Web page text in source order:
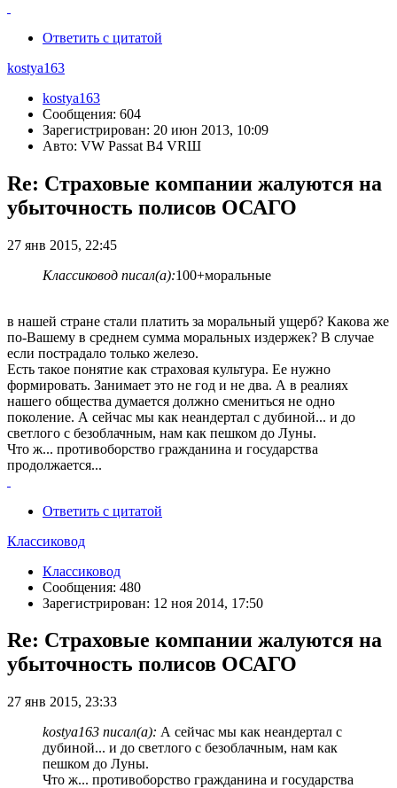
Ответить с цитатой
kostya163
kostya163
Сообщения: 604
Зарегистрирован: 20 июн 2013, 10:09
Авто: VW Passat B4 VRШ
Re: Страховые компании жалуются на
убыточность полисов ОСАГО
27 янв 2015, 22:45
Классиковод писал(а):100+моральные
в нашей стране стали платить за моральный ущерб? Какова же
по-Вашему в среднем сумма моральных издержек? В случае
если пострадало только железо.
Есть такое понятие как страховая культура. Ее нужно
формировать. Занимает это не год и не два. А в реалиях
нашего общества думается должно смениться не одно
поколение. А сейчас мы как неандертал с дубиной... и до
светлого с безоблачным, нам как пешком до Луны.
Что ж... противоборство гражданина и государства
продолжается...
Ответить с цитатой
Классиковод
Классиковод
Сообщения: 480
Зарегистрирован: 12 ноя 2014, 17:50
Re: Страховые компании жалуются на
убыточность полисов ОСАГО
27 янв 2015, 23:33
kostya163 писал(а): А сейчас мы как неандертал с
дубиной... и до светлого с безоблачным, нам как
пешком до Луны.
Что ж... противоборство гражданина и государства